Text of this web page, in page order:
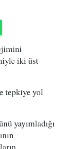
iki üst
tepkiye yol
yayımladığı